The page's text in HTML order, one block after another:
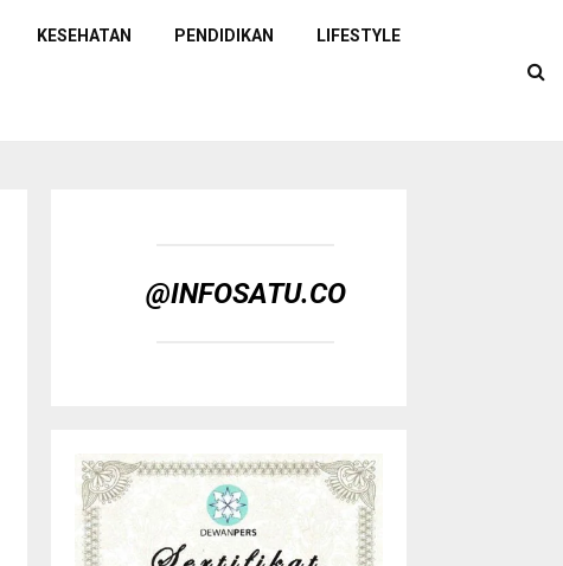
KESEHATAN PENDIDIKAN LIFESTYLE
@INFOSATU.CO